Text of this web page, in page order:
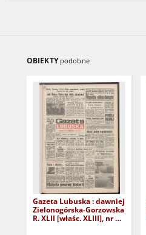
OBIEKTY podobne
Gazeta Lubuska : dawniej
Zielonogórska-Gorzowska
R. XLII [właśc. XLIII], nr 10